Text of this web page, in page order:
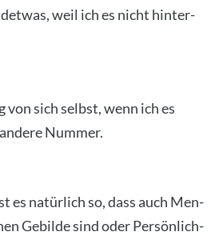
weil ich es nicht hin­ter­
von sich selbst, wenn ich es
Num­mer.
es natür­lich so, dass auch Men­
Gebil­de sind oder Per­sön­lich­